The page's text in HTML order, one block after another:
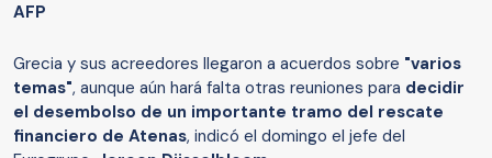
AFP
Grecia y sus acreedores llegaron a acuerdos sobre "varios
temas", aunque aún hará falta otras reuniones para decidir
el desembolso de un importante tramo del rescate
financiero de Atenas, indicó el domingo el jefe del